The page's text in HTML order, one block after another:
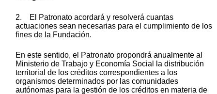
2. El Patronato acordará y resolverá cuantas
actuaciones sean necesarias para el cumplimiento de los
fines de la Fundación.
En este sentido, el Patronato propondrá anualmente al
Ministerio de Trabajo y Economía Social la distribución
territorial de los créditos correspondientes a los
organismos determinados por las comunidades
autónomas para la gestión de los créditos en materia de